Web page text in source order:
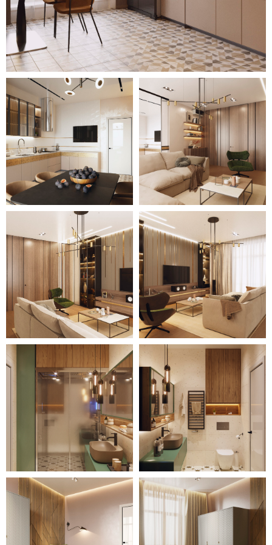
белым мягким диваном.
Одна комната отведена под
гостевую с зеленым уютным
диванчиком и рабочей зоной,
которую удобно использовать как
кабинет. Самым нежным и
комфортабельным помещением
стала спальня с большой мягкой
кроватью, вместительным стенным
шкафом и красивыми панно с
журавлями на стене.